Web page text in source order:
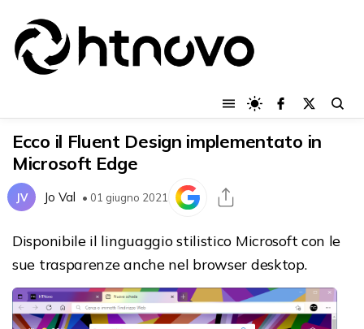
Ecco il Fluent Design implementato in
Microsoft Edge
JV Jo Val • 01 giugno 2021
Disponibile il linguaggio stilistico Microsoft con le
sue trasparenze anche nel browser desktop.